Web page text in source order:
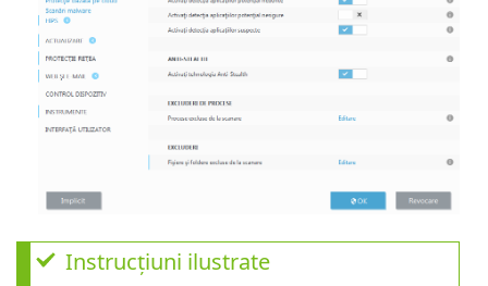
Instrucțiuni ilustrate